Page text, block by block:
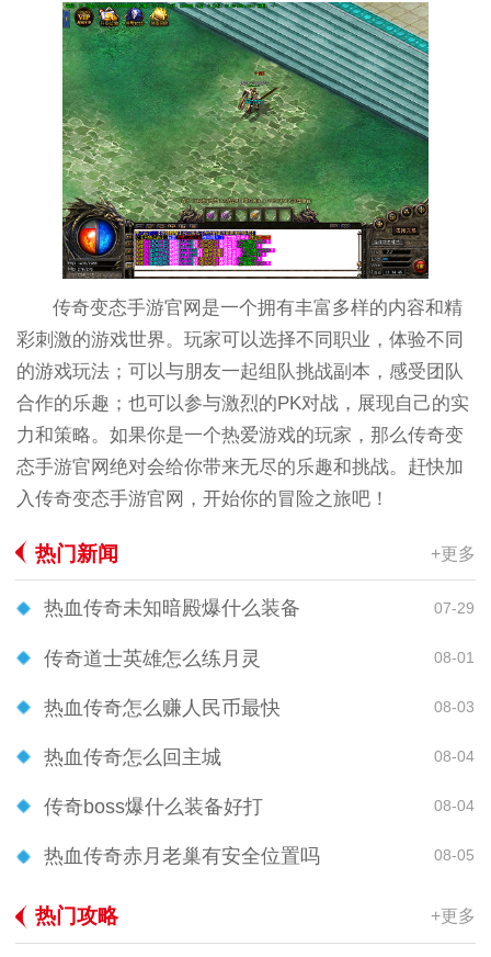
传奇变态手游官网是一个拥有丰富多样的内容和精
彩刺激的游戏世界。玩家可以选择不同职业，体验不同
的游戏玩法；可以与朋友一起组队挑战副本，感受团队
合作的乐趣；也可以参与激烈的PK对战，展现自己的实
力和策略。如果你是一个热爱游戏的玩家，那么传奇变
态手游官网绝对会给你带来无尽的乐趣和挑战。赶快加
入传奇变态手游官网，开始你的冒险之旅吧！
热门新闻 +更多
热血传奇未知暗殿爆什么装备 07-29
传奇道士英雄怎么练月灵 08-01
热血传奇怎么赚人民币最快 08-03
热血传奇怎么回主城 08-04
传奇boss爆什么装备好打 08-04
热血传奇赤月老巢有安全位置吗 08-05
热门攻略 +更多